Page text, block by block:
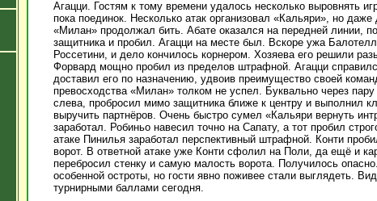
Агацци. Гостям к тому времени удалось несколько выровнять
пока поединок. Несколько атак организовал «Кальяри», но
«Милан» продолжал бить. Абате оказался на передней линии,
защитника и пробил. Агацци на месте был. Вскоре ужа
Россетини, и дело кончилось корнером. Хозяева его решили
Форвард мощно пробил из пределов штрафной. Агацци
доставил его по назначению, удвоив преимущество своей
превосходства «Милан» толком не успел. Буквально через
слева, пробросил мимо защитника ближе к центру и выполнил
выручить партнёров. Очень быстро сумел «Кальяри вернуть
заработал. Робиньо навесил точно на Сапату, а тот пробил
атаке Пинилья заработал перспективный штрафной. Конти
ворот. В ответной атаке уже Конти сфолил на Поли, да ещё и
перебросил стенку и самую малость ворота. Получилось
особенной остроты, но гости явно поживее стали выглядеть.
турнирными баллами сегодня.